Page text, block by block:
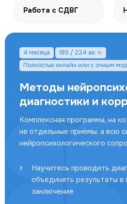
Работа с СДВГ
4 месяца
185 / 224 ак. ч.
Полностью онлайн или с очным
Методы
диагностики и
Комплексная программа, на
не отдельные приёмы, а всю
нейропсихологического
Научитесь проводить
объединять результаты в
заключение